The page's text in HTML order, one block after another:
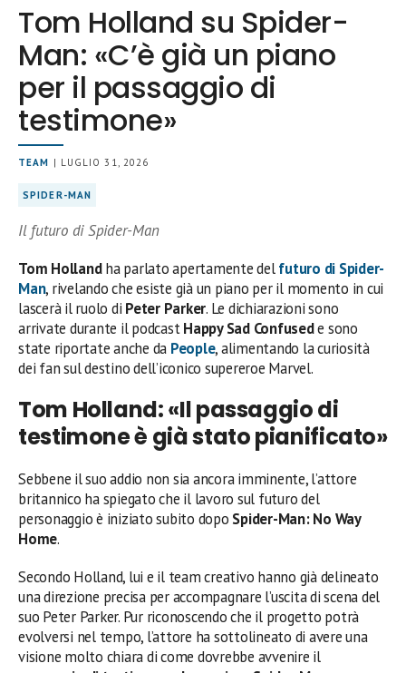
Tom Holland su Spider-
Man: «C’è già un piano
per il passaggio di
testimone»
TEAM | LUGLIO 31, 2026
SPIDER-MAN
Il futuro di Spider-Man
Tom Hollandha parlato apertamente delfuturo di Spider-
Man, rivelando che esiste già un piano per il momento in cui
lascerà il ruolo di Peter Parker. Le dichiarazioni sono
arrivate durante il podcastHappy Sad Confusede sono
state riportate anche da People, alimentando la curiosità
dei fan sul destino dell’iconico supereroe Marvel.
Tom Holland: «Il passaggio di
testimone è già stato pianificato»
Sebbene il suo addio non sia ancora imminente, l’attore
britannico ha spiegato che il lavoro sul futuro del
personaggio è iniziato subito dopo Spider-Man: No Way
Home.
Secondo Holland, lui e il team creativo hanno già delineato
una direzione precisa per accompagnare l’uscita di scena del
suo Peter Parker. Pur riconoscendo che il progetto potrà
evolversi nel tempo, l’attore ha sottolineato di avere una
visione molto chiara di come dovrebbe avvenire il